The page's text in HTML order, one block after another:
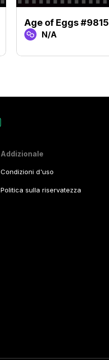
Age of Eggs #9815
N/A
Addizionale
Condizioni d'uso
Politica sulla riservatezza